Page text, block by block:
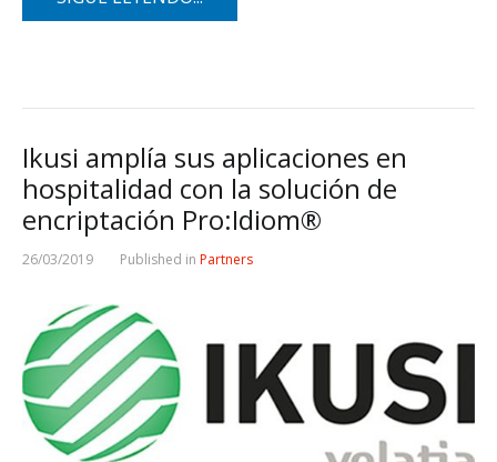
Ikusi amplía sus aplicaciones en
hospitalidad con la solución de
encriptación Pro:Idiom®
26/03/2019 Published in Partners